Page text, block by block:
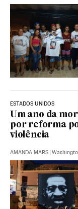
ESTADOS UNIDOS
Um ano da
por reforma
violência
AMANDA MARS |